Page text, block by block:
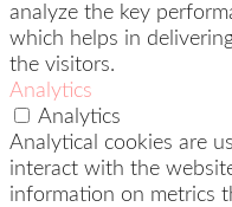
analyze the key
which helps in
the visitors.
Analytics
Analytics
Analytical cookies are
interact with the
information on metrics